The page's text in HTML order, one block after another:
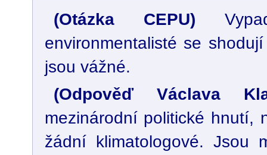
(Otázka CEPU)
environmentalisté se
jsou vážné.
(Odpověď Václava
mezinárodní politické hnutí,
žádní klimatologové. Jsou